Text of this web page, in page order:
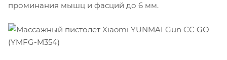
проминания мышц и фасций до 6 мм.